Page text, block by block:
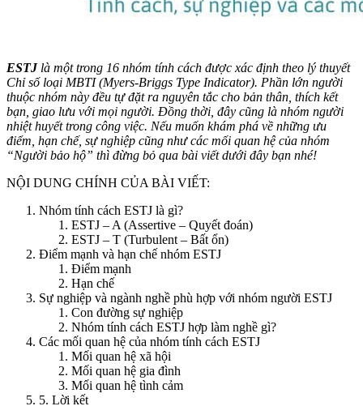
ESTJlà một trong 16 nhóm tính cách được xác định theo lý thuyết
Chỉ số loại MBTI (Myers-Briggs Type Indicator). Phần lớn người
thuộc nhóm này đều tự đặt ra nguyên tắc cho bản thân, thích kết
bạn, giao lưu với mọi người. Đồng thời, đây cũng là nhóm người
nhiệt huyết trong công việc. Nếu muốn khám phá về những ưu
điểm, hạn chế, sự nghiệp cũng như các mối quan hệ của nhóm
“Người bảo hộ” thì đừng bỏ qua bài viết dưới đây bạn nhé!
NỘI DUNG CHÍNH CỦA BÀI VIẾT:
Nhóm tính cách ESTJ là gì?
ESTJ – A (Assertive – Quyết đoán)
ESTJ – T (Turbulent – Bất ổn)
Điểm mạnh và hạn chế nhóm ESTJ
Điểm mạnh
Hạn chế
Sự nghiệp và ngành nghề phù hợp với nhóm người ESTJ
Con đường sự nghiệp
Nhóm tính cách ESTJ hợp làm nghề gì?
Các mối quan hệ của nhóm tính cách ESTJ
Mối quan hệ xã hội
Mối quan hệ gia đình
Mối quan hệ tình cảm
5. Lời kết